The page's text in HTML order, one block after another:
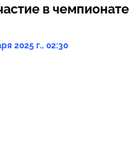
в
2025 г., 02:30